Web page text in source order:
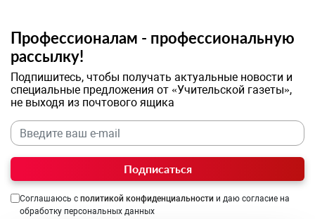
Профессионалам - профессиональную
рассылку!
Подпишитесь, чтобы получать актуальные новости и
специальные предложения от «Учительской газеты»,
не выходя из почтового ящика
Подписаться
Соглашаюсь с политикой конфиденциальности и даю согласие на
обработку персональных данных